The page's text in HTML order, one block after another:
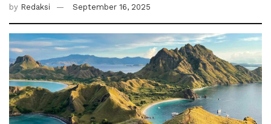
by Redaksi September 16, 2025